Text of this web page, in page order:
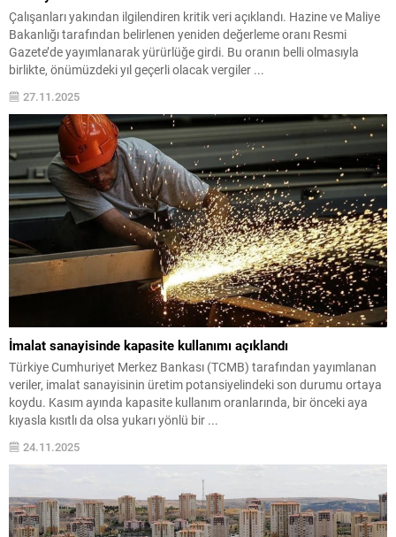
Çalışanları yakından ilgilendiren kritik veri açıklandı. Hazine ve Maliye
Bakanlığı tarafından belirlenen yeniden değerleme oranı Resmi
Gazete’de yayımlanarak yürürlüğe girdi. Bu oranın belli olmasıyla
birlikte, önümüzdeki yıl geçerli olacak vergiler ...
27.11.2025
İmalat sanayisinde kapasite kullanımı açıklandı
Türkiye Cumhuriyet Merkez Bankası (TCMB) tarafından yayımlanan
veriler, imalat sanayisinin üretim potansiyelindeki son durumu ortaya
koydu. Kasım ayında kapasite kullanım oranlarında, bir önceki aya
kıyasla kısıtlı da olsa yukarı yönlü bir ...
24.11.2025